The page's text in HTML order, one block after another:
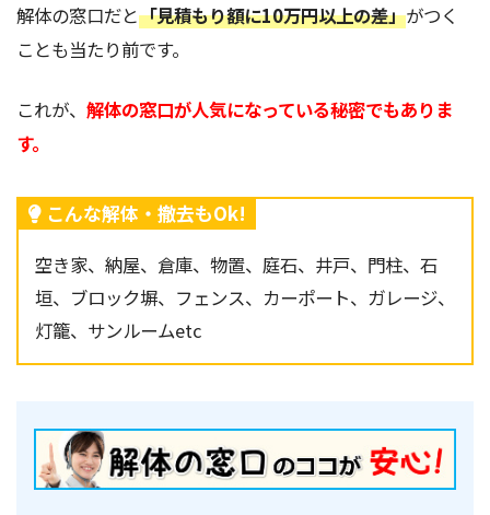
解体の窓口だと「見積もり額に10万円以上の差」がつく
ことも当たり前です。
これが、 解体の窓口が人気になっている秘密でもありま
す。
こんな解体・撤去もOk!
空き家、納屋、倉庫、物置、庭石、井戸、門柱、石
垣、ブロック塀、フェンス、カーポート、ガレージ、
灯籠、サンルームetc